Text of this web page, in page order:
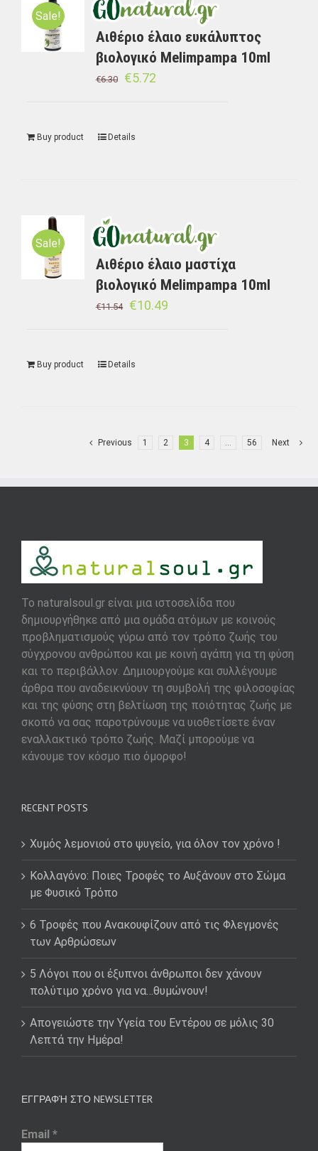
Sale!
Αιθέριο έλαιο ευκάλυπτος
βιολογικό Melimpampa 10ml
€6.30 €5.72
Buy product Details
Sale!
Αιθέριο έλαιο μαστίχα
βιολογικό Melimpampa 10ml
€11.54 €10.49
Buy product Details
Previous 1 2 3 4 … 56 Next
To naturalsoul.gr είναι μια ιστοσελίδα που
δημιουργήθηκε από μια ομάδα ατόμων με κοινούς
προβληματισμούς γύρω από τον τρόπο ζωής του
σύγχρονου ανθρώπου και με κοινή αγάπη για τη φύση
και το περιβάλλον. Δημιουργούμε και συλλέγουμε
άρθρα που αναδεικνύουν τη συμβολή της φιλοσοφίας
και της φύσης στη βελτίωση της ποιότητας ζωής με
σκοπό να σας παροτρύνουμε να υιοθετίσετε έναν
εναλλακτικό τρόπο ζωής. Μαζί μπορούμε να
κάνουμε τον κόσμο πιο όμορφο!
RECENT POSTS
Χυμός λεμονιού στο ψυγείο, για όλον τον χρόνο !
Κολλαγόνο: Ποιες Τροφές το Αυξάνουν στο Σώμα
με Φυσικό Τρόπο
6 Τροφές που Ανακουφίζουν από τις Φλεγμονές
των Αρθρώσεων
5 Λόγοι που οι έξυπνοι άνθρωποι δεν χάνουν
πολύτιμο χρόνο για να…θυμώνουν!
Απογειώστε την Υγεία του Εντέρου σε μόλις 30
Λεπτά την Ημέρα!
ΕΓΓΡΑΦΉ ΣΤΟ NEWSLETTER
Email *